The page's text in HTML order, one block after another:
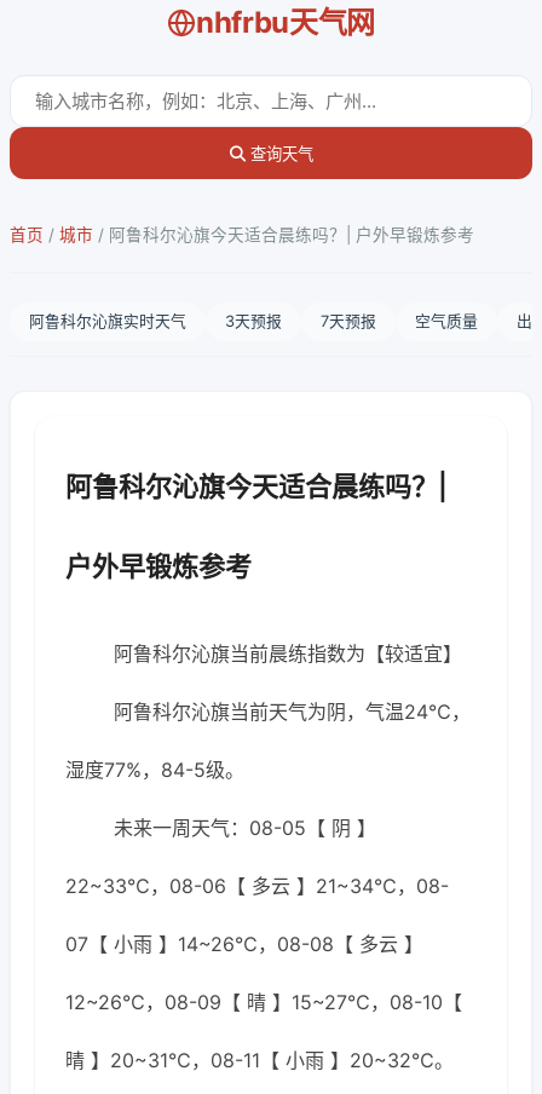
nhfrbu天气网
查询天气
首页 / 城市 / 阿鲁科尔沁旗今天适合晨练吗？| 户外早锻炼参考
阿鲁科尔沁旗实时天气 3天预报 7天预报 空气质量 出
阿鲁科尔沁旗今天适合晨练吗？|
户外早锻炼参考
阿鲁科尔沁旗当前晨练指数为【较适宜】
阿鲁科尔沁旗当前天气为阴，气温24℃，
湿度77%，84-5级。
未来一周天气：08-05【 阴 】
22~33℃，08-06【 多云 】21~34℃，08-
07【 小雨 】14~26℃，08-08【 多云 】
12~26℃，08-09【 晴 】15~27℃，08-10【
晴 】20~31℃，08-11【 小雨 】20~32℃。